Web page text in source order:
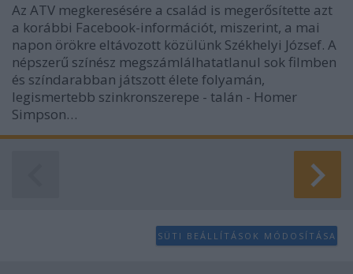
Az ATV megkeresésére a család is megerősítette azt
a korábbi Facebook-információt, miszerint, a mai
napon örökre eltávozott közülünk Székhelyi József. A
népszerű színész megszámlálhatatlanul sok filmben
és színdarabban játszott élete folyamán,
legismertebb szinkronszerepe - talán - Homer
Simpson…
SÜTI BEÁLLÍTÁSOK MÓDOSÍTÁSA